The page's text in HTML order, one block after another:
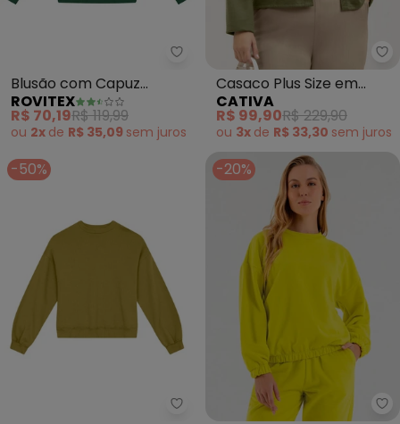
Rovitex - Blusão com Capuz
Blusão com Capuz
Feminino (Verde)
ROVITEX
R$ 70,19R$ 119,99
ou 2x de R$ 35,09 sem juros
Casaco Plus Size em
Tecido Texturizado
(Verde)
CATIVA
R$ 99,90R$ 229,90
ou 3x de R$ 33,30 sem juros
-50%
Essendi - Blusão Feminino em
-20%